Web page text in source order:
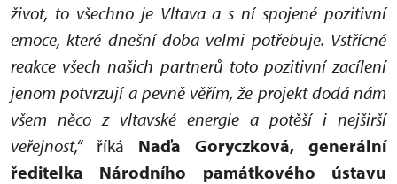
život, to všechno je Vltava a s ní spojené pozitivní
emoce, které dnešní doba velmi potřebuje. Vstřícné
reakce všech našich partnerů toto pozitivní zacílení
jenom potvrzují a pevně věřím, že projekt dodá nám
všem něco z vltavské energie a potěší i nejširší
veřejnost,“říká Naďa Goryczková, generální
ředitelka Národního památkového ústavu